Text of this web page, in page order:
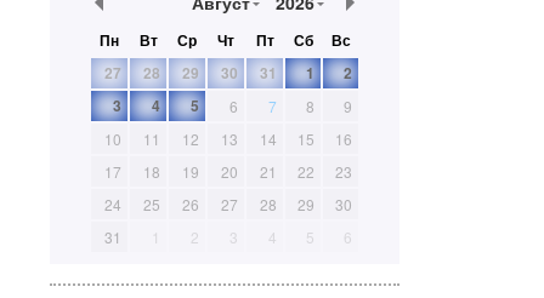
Пн Вт Ср Чт Пт Сб
Вс
27
28 29 30 31 1
2
3
4 5 6 7 8
9
10
11 12 13 14 15
16
17
18 19 20 21 22
23
24
25 26 27 28 29
30
31
1 2 3 4 5 6